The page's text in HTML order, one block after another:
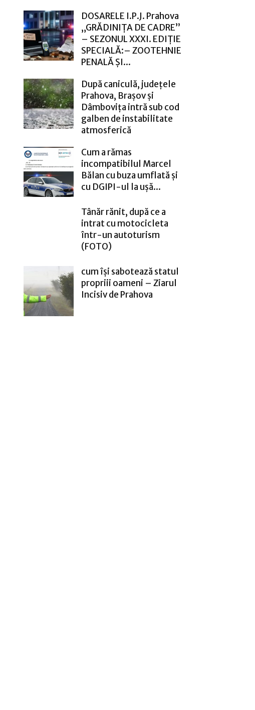
DOSARELE I.P.J. Prahova
„GRĂDINIȚA DE CADRE”
– SEZONUL XXXI. EDIȚIE
SPECIALĂ:– ZOOTEHNIE
PENALĂ ȘI...
După caniculă, județele
Prahova, Brașov și
Dâmbovița intră sub cod
galben de instabilitate
atmosferică
Cum a rămas
incompatibilul Marcel
Bălan cu buza umflată și
cu DGIPI-ul la ușă...
Tânăr rănit, după ce a
intrat cu motocicleta
într-un autoturism
(FOTO)
cum își sabotează statul
propriii oameni – Ziarul
Incisiv de Prahova